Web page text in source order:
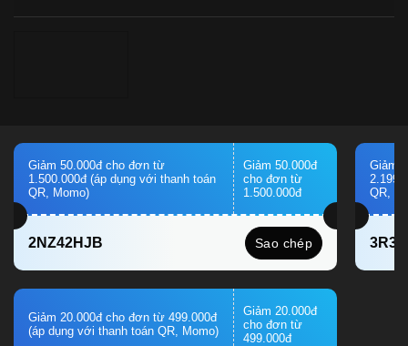
Giảm 50.000đ cho đơn từ
1.500.000đ (áp dụng với thanh toán
QR, Momo)
Giảm 50.000đ
cho đơn từ
1.500.000đ
2NZ42HJB Sao chép
Giảm
QR,
Giảm 20.000đ cho đơn từ 499.000đ
(áp dụng với thanh toán QR, Momo)
Giảm 20.000đ
cho đơn từ
499.000đ